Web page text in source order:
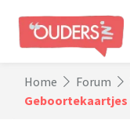
Home Forum
Geboortekaartjes